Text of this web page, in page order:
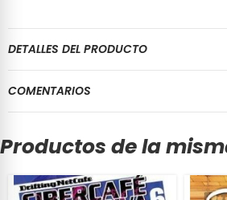
DETALLES DEL PRODUCTO
COMENTARIOS
Productos de la